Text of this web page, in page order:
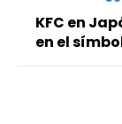
KFC en
en el